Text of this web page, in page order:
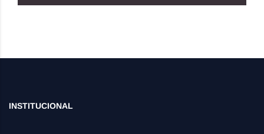
INSTITUCIONAL